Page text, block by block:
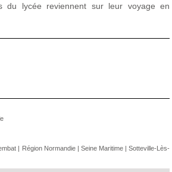
du lycée reviennent sur leur voyage en
| Région Normandie| Seine Maritime|Sotteville-Lès-